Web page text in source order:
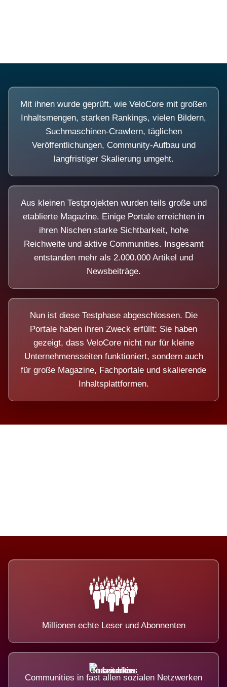
Mit ihnen wurde geprüft, wie VeloCore mit großen
Inhaltsmengen, starken Rankings, vielen Bildern,
Suchmaschinen-Crawlern, täglichen
Veröffentlichungen, Community-Aufbau und
langfristiger Skalierung umgeht.
Aus kleinen Testprojekten wurden teils große und
etablierte Magazine. Einige Portale erreichten in
ihren Nischen starke Sichtbarkeit, hohe
Reichweite und aktive Communities. Insgesamt
entstanden mehr als 2.000.000 Artikel und
Newsbeiträge.
Nun ist diese Testphase abgeschlossen. Die
Portale haben ihren Zweck erfüllt: Sie haben
gezeigt, dass VeloCore nicht nur für kleine
Unternehmensseiten funktioniert, sondern auch
für große Magazine, Fachportale und skalierende
Inhaltsplattformen.
Millionen echte Leser und Abonnenten
Communities in fast allen sozialen Netzwerken